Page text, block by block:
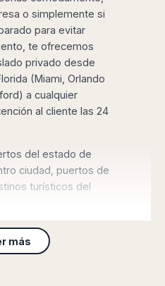
o simplemente si
para evitar
te ofrecemos
privado desde
(Miami, Orlando
a cualquier
al cliente las 24
del estado de
ciudad, puertos de
turísticos del
estándar y premium
de hasta 6/8
más